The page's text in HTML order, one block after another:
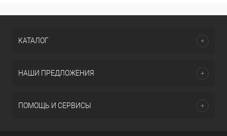
КАТАЛОГ
НАШИ ПРЕДЛОЖЕНИЯ
ПОМОЩЬ И СЕРВИСЫ